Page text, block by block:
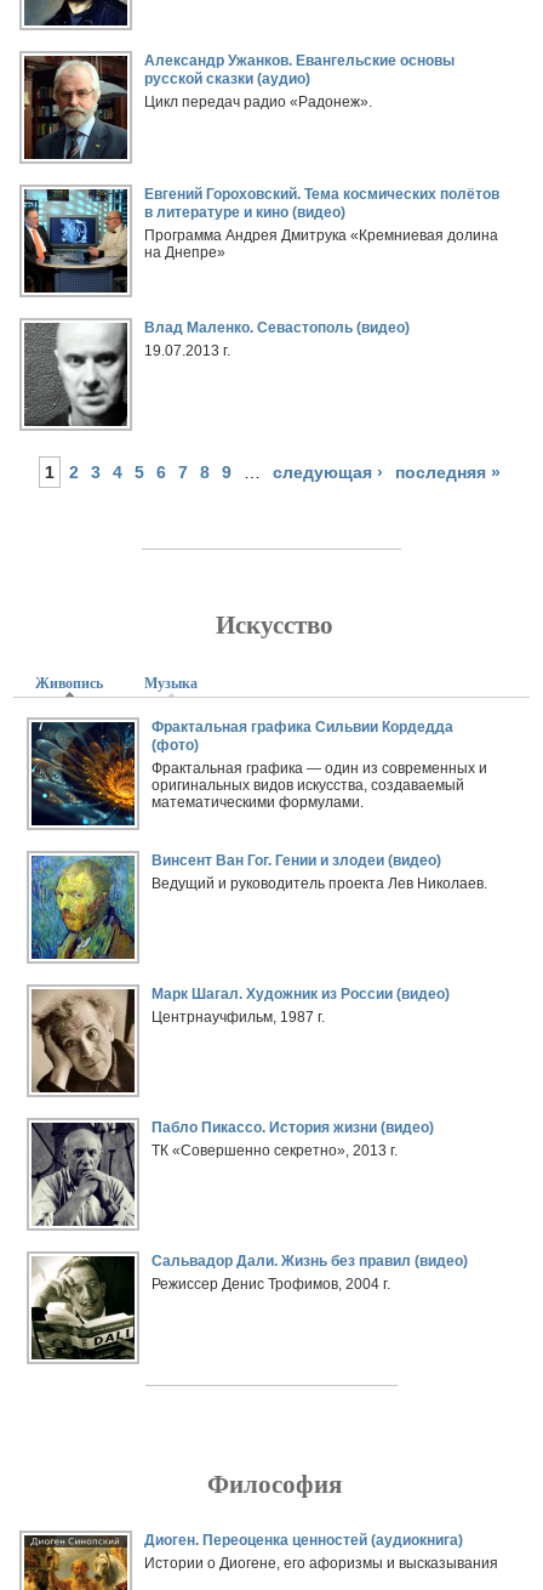
Александр Ужанков. Евангельские основы
русской сказки (аудио)
Цикл передач радио «Радонеж».
Евгений Гороховский. Тема космических полётов
в литературе и кино (видео)
Программа Андрея Дмитрука «Кремниевая долина
на Днепре»
Влад Маленко. Севастополь (видео)
19.07.2013 г.
1 2 3 4 5 6 7 8 9 следующая › последняя »
Искусство
Живопись (активная вкладка)
Музыка
Фрактальная графика Сильвии Кордедда
(фото)
Фрактальная графика — один из современных и
оригинальных видов искусства, создаваемый
математическими формулами.
Винсент Ван Гог. Гении и злодеи (видео)
Ведущий и руководитель проекта Лев Николаев.
Марк Шагал. Художник из России (видео)
Центрнаучфильм, 1987 г.
Пабло Пикассо. История жизни (видео)
ТК «Совершенно секретно», 2013 г.
Сальвадор Дали. Жизнь без правил (видео)
Режиссер Денис Трофимов, 2004 г.
Философия
Диоген. Переоценка ценностей (аудиокнига)
Истории о Диогене, его афоризмы и высказывания